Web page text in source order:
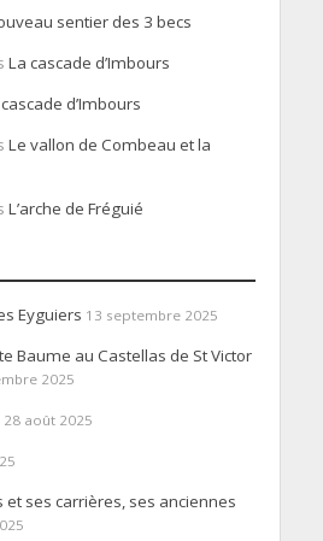
sentier des 3 becs
La cascade d’Imbours
d’Imbours
Le vallon de Combeau et la
L’arche de Fréguié
Eyguiers 13 septembre 2025
Baume au Castellas de St Victor
2025
28 août 2025
et ses carrières, ses anciennes